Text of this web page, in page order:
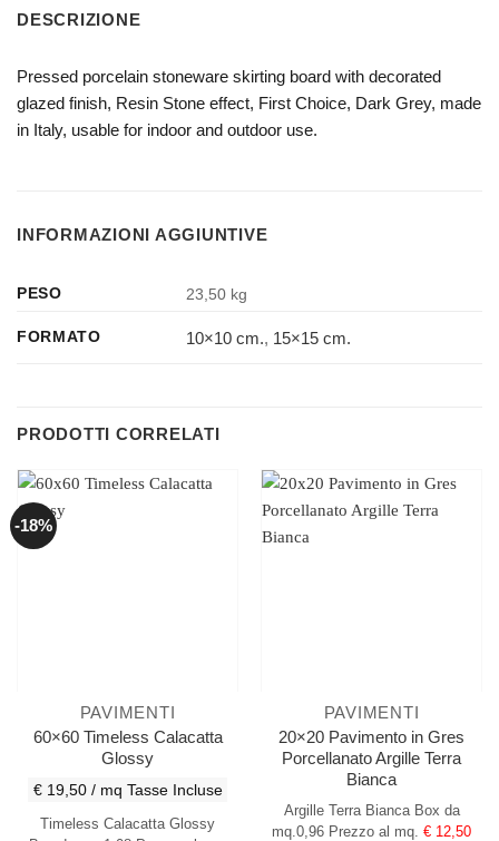
DESCRIZIONE
Pressed porcelain stoneware skirting board with decorated
glazed finish, Resin Stone effect, First Choice, Dark Grey, made
in Italy, usable for indoor and outdoor use.
INFORMAZIONI AGGIUNTIVE
PESO 23,50 kg
FORMATO 10×10 cm., 15×15 cm.
PRODOTTI CORRELATI
-18%
PAVIMENTI
60×60 Timeless Calacatta
Glossy
€ 19,50 / mq Tasse Incluse
Timeless Calacatta Glossy
PAVIMENTI
20×20 Pavimento in Gres
Porcellanato Argille Terra
Bianca
Argille Terra Bianca Box da
mq.0,96 Prezzo al mq. € 12,50